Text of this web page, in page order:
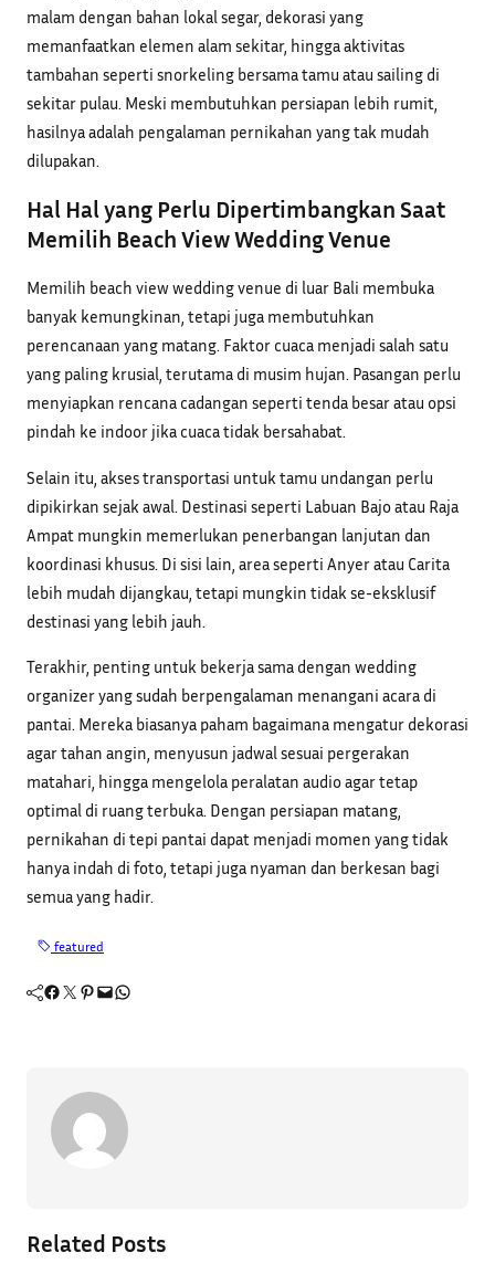
malam dengan bahan lokal segar, dekorasi yang
memanfaatkan elemen alam sekitar, hingga aktivitas
tambahan seperti snorkeling bersama tamu atau sailing di
sekitar pulau. Meski membutuhkan persiapan lebih rumit,
hasilnya adalah pengalaman pernikahan yang tak mudah
dilupakan.
Hal Hal yang Perlu Dipertimbangkan Saat
Memilih Beach View Wedding Venue
Memilih beach view wedding venue di luar Bali membuka
banyak kemungkinan, tetapi juga membutuhkan
perencanaan yang matang. Faktor cuaca menjadi salah satu
yang paling krusial, terutama di musim hujan. Pasangan perlu
menyiapkan rencana cadangan seperti tenda besar atau opsi
pindah ke indoor jika cuaca tidak bersahabat.
Selain itu, akses transportasi untuk tamu undangan perlu
dipikirkan sejak awal. Destinasi seperti Labuan Bajo atau Raja
Ampat mungkin memerlukan penerbangan lanjutan dan
koordinasi khusus. Di sisi lain, area seperti Anyer atau Carita
lebih mudah dijangkau, tetapi mungkin tidak se-eksklusif
destinasi yang lebih jauh.
Terakhir, penting untuk bekerja sama dengan wedding
organizer yang sudah berpengalaman menangani acara di
pantai. Mereka biasanya paham bagaimana mengatur dekorasi
agar tahan angin, menyusun jadwal sesuai pergerakan
matahari, hingga mengelola peralatan audio agar tetap
optimal di ruang terbuka. Dengan persiapan matang,
pernikahan di tepi pantai dapat menjadi momen yang tidak
hanya indah di foto, tetapi juga nyaman dan berkesan bagi
semua yang hadir.
featured
Facebook Twitter Pinterest Mail WhatsApp
Related Posts